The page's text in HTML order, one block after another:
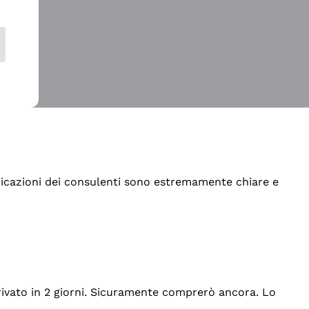
dei consulenti sono estremamente chiare e
in 2 giorni. Sicuramente comprerò ancora. Lo